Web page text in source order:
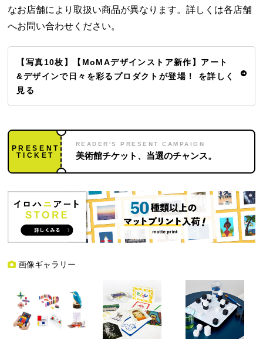
なお店舗により取扱い商品が異なります。詳しくは各店舗
へお問い合わせください。
【写真10枚】【MoMAデザインストア新作】アート
&デザインで日々を彩るプロダクトが登場！ を詳しく
見る
PRESENT
TICKET
READER'S PRESENT CAMPAIGN
美術館チケット、当選のチャンス。
画像ギャラリー